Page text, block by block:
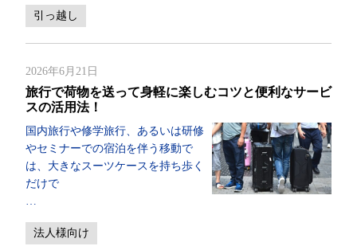
引っ越し
2026年6月21日
旅行で荷物を送って身軽に楽しむコツと便利なサービ
スの活用法！
国内旅行や修学旅行、あるいは研修
やセミナーでの宿泊を伴う移動で
は、大きなスーツケースを持ち歩く
だけで
法人様向け